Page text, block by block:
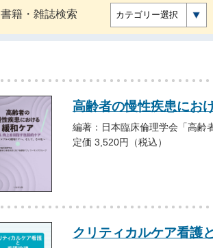
書籍・雑誌検索 カテゴリー選択
高齢者の慢性疾患にお
編著：日本臨床倫理学会「高齢
定価 3,520円（税込）
クリティカルケア看護